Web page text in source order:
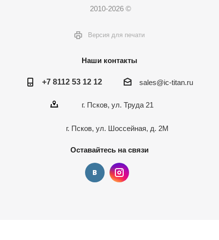
2010-2026 ©
Версия для печати
Наши контакты
+7 8112 53 12 12 sales@ic-titan.ru
г. Псков, ул. Труда 21
г. Псков, ул. Шоссейная, д. 2М
Оставайтесь на связи